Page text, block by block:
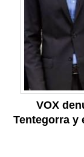
VOX
Tentegorra y